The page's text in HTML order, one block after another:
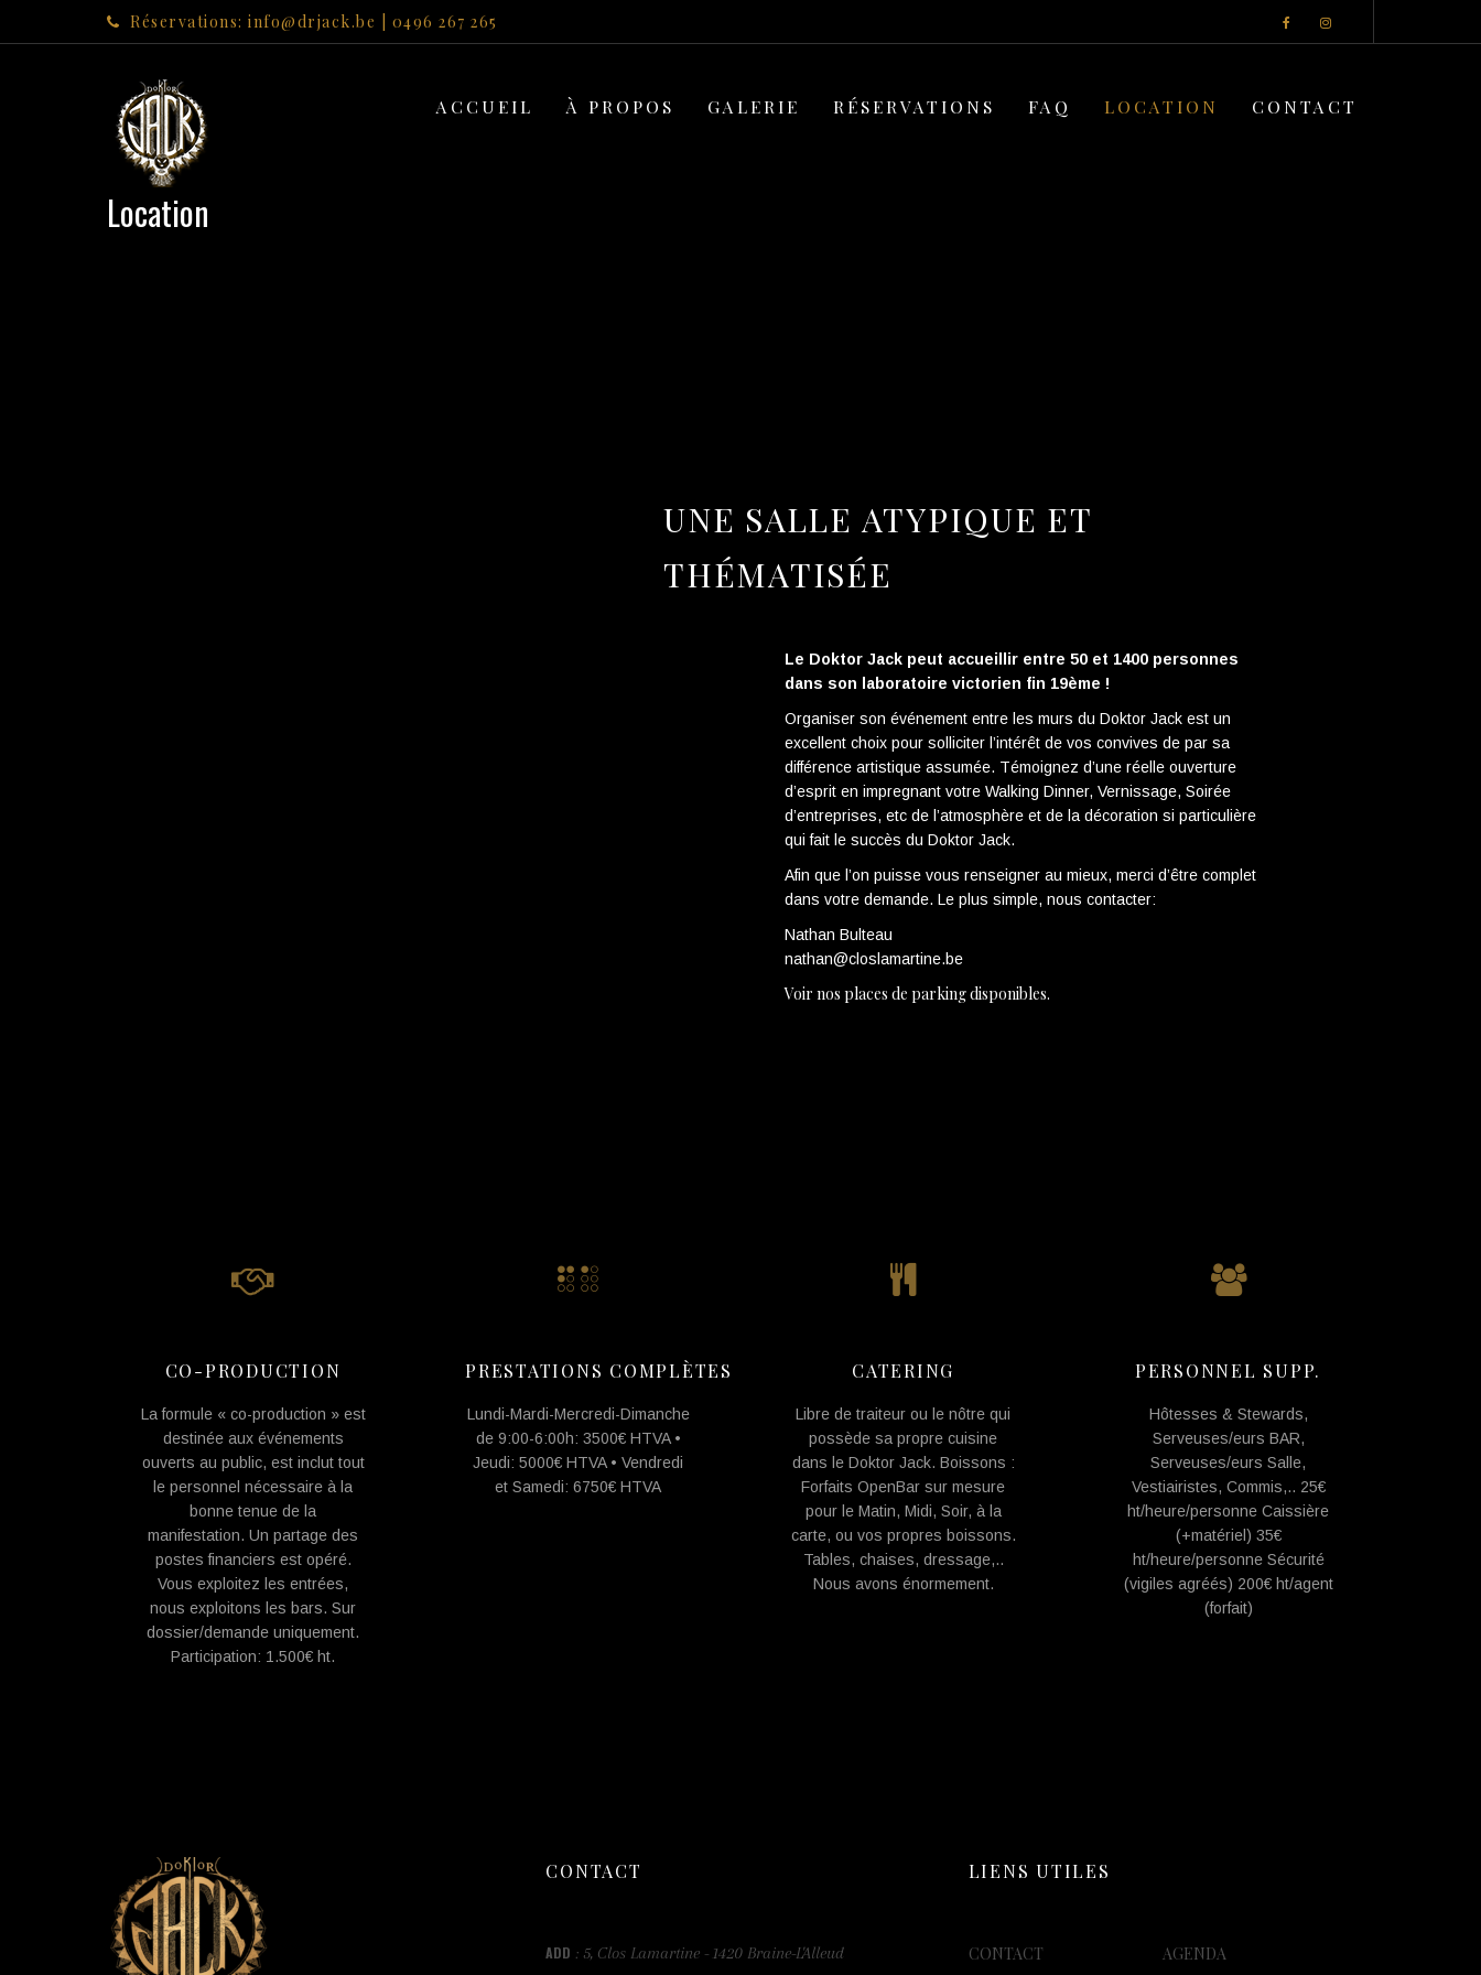
Réservations: info@drjack.be | 0496 267 265
ACCUEIL À PROPOS GALERIE RÉSERVATIONS FAQ LOCATION CONTACT
Location
UNE SALLE ATYPIQUE ET
THÉMATISÉE
Le Doktor Jack peut accueillir entre 50 et 1400 personnes
dans son laboratoire victorien fin 19ème !
Organiser son événement entre les murs du Doktor Jack est un
excellent choix pour solliciter l’intérêt de vos convives de par sa
différence artistique assumée. Témoignez d’une réelle ouverture
d’esprit en impregnant votre Walking Dinner, Vernissage, Soirée
d’entreprises, etc de l’atmosphère et de la décoration si particulière
qui fait le succès du Doktor Jack.
Afin que l’on puisse vous renseigner au mieux, merci d’être complet
dans votre demande. Le plus simple, nous contacter:
Nathan Bulteau
nathan@closlamartine.be
Voir nos places de parking disponibles.
CO-PRODUCTION
La formule « co-production » est
destinée aux événements
ouverts au public, est inclut tout
le personnel nécessaire à la
bonne tenue de la
manifestation. Un partage des
postes financiers est opéré.
Vous exploitez les entrées,
nous exploitons les bars. Sur
dossier/demande uniquement.
Participation: 1.500€ ht.
PRESTATIONS COMPLÈTES
Lundi-Mardi-Mercredi-Dimanche
de 9:00-6:00h: 3500€ HTVA •
Jeudi: 5000€ HTVA • Vendredi
et Samedi: 6750€ HTVA
CATERING
Libre de traiteur ou le nôtre qui
possède sa propre cuisine
dans le Doktor Jack. Boissons :
Forfaits OpenBar sur mesure
pour le Matin, Midi, Soir, à la
carte, ou vos propres boissons.
Tables, chaises, dressage,..
Nous avons énormement.
PERSONNEL SUPP.
Hôtesses & Stewards,
Serveuses/eurs BAR,
Serveuses/eurs Salle,
Vestiairistes, Commis,.. 25€
ht/heure/personne Caissière
(+matériel) 35€
ht/heure/personne Sécurité
(vigiles agréés) 200€ ht/agent
(forfait)
CONTACT
ADD : 5, Clos Lamartine - 1420 Braine-L'Alleud
LIENS UTILES
CONTACT AGENDA